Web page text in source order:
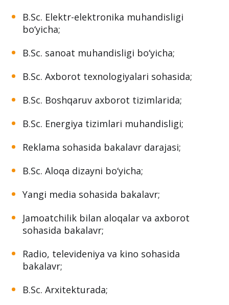
B.Sc. Elektr-elektronika muhandisligi
bo‘yicha;
B.Sc. sanoat muhandisligi bo‘yicha;
B.Sc. Axborot texnologiyalari sohasida;
B.Sc. Boshqaruv axborot tizimlarida;
B.Sc. Energiya tizimlari muhandisligi;
Reklama sohasida bakalavr darajasi;
B.Sc. Aloqa dizayni bo‘yicha;
Yangi media sohasida bakalavr;
Jamoatchilik bilan aloqalar va axborot
sohasida bakalavr;
Radio, televideniya va kino sohasida
bakalavr;
B.Sc. Arxitekturada;